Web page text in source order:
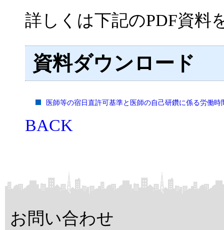
詳しくは下記のPDF資料
資料ダウンロード
医師等の宿日直許可基準と医師の自己研鑽に係る労働
BACK
お問い合わせ